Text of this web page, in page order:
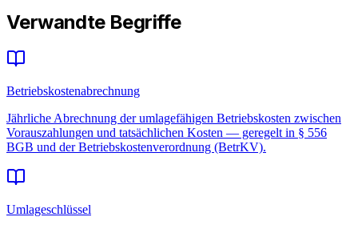
Verwandte Begriffe
Betriebskostenabrechnung
Jährliche Abrechnung der umlagefähigen Betriebskosten zwischen
Vorauszahlungen und tatsächlichen Kosten — geregelt in § 556
BGB und der Betriebskostenverordnung (BetrKV).
Umlageschlüssel